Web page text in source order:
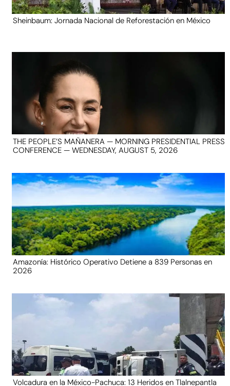
Sheinbaum: Jornada Nacional de Reforestación en México
THE PEOPLE’S MAÑANERA — MORNING PRESIDENTIAL PRESS
CONFERENCE — WEDNESDAY, AUGUST 5, 2026
Amazonía: Histórico Operativo Detiene a 839 Personas en
2026
Volcadura en la México-Pachuca: 13 Heridos en Tlalnepantla